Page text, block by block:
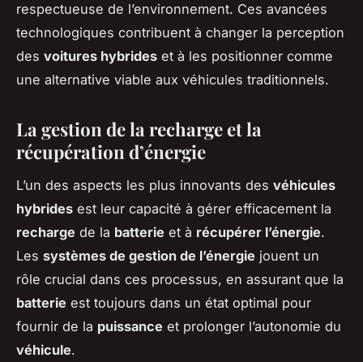
respectueuse de l’environnement. Ces avancées
technologiques contribuent à changer la perception
des voitures hybrides et à les positionner comme
une alternative viable aux véhicules traditionnels.
La gestion de la recharge et la
récupération d’énergie
L’un des aspects les plus innovants des véhicules
hybrides est leur capacité à gérer efficacement la
recharge de la batterie et à récupérer l’énergie.
Les systèmes de gestion de l’énergie jouent un
rôle crucial dans ces processus, en assurant que la
batterie est toujours dans un état optimal pour
fournir de la puissance et prolonger l’autonomie du
véhicule.